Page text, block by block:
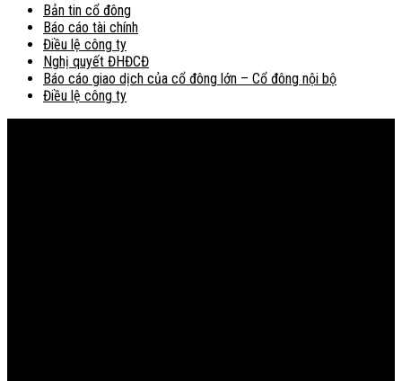
Bản tin cổ đông
Báo cáo tài chính
Điều lệ công ty
Nghị quyết ĐHĐCĐ
Báo cáo giao dịch của cổ đông lớn – Cổ đông nội bộ
Điều lệ công ty